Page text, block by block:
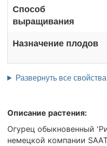
Способ
выращивания
Назначение плодов
Развернуть все свойства
Описание растения:
Огурец обыкновенный
немецкой компании